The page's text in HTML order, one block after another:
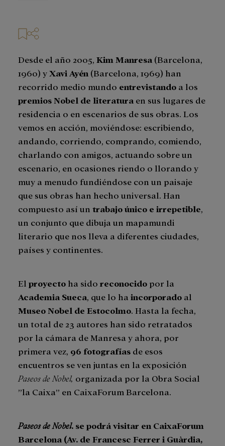
Desde el año 2005, Kim Manresa (Barcelona,
1960) yXavi Ayén (Barcelona, 1969) han
recorrido medio mundo entrevistando a los
premios Nobel de literatura en sus lugares de
residencia o en escenarios de sus obras. Los
vemos en acción, moviéndose: escribiendo,
andando, corriendo, comprando, comiendo,
charlando con amigos, actuando sobre un
escenario, en ocasiones riendo o llorando y
muy a menudo fundiéndose con un paisaje
que sus obras han hecho universal. Han
compuesto así un trabajo único e irrepetible,
un conjunto que dibuja un mapamundi
literario que nos lleva a diferentes ciudades,
países y continentes.
El proyecto ha sido reconocido por la
Academia Sueca, que lo ha incorporado al
Museo Nobel de Estocolmo. Hasta la fecha,
un total de 23 autores han sido retratados
por la cámara de Manresa y ahora, por
primera vez, 96 fotografías de esos
encuentros se ven juntas en la exposición
Paseos de Nobel, organizada por la Obra Social
”la Caixa” en CaixaForum Barcelona.
Paseos de Nobel. se podrá visitar en CaixaForum
Barcelona (Av. de Francesc Ferrer i Guàrdia,